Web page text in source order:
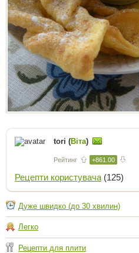
tori (Віта)
Рейтинг +861.00
Рецепти користувача (125)
Дуже швидко (до 30 хвилин)
Легко
Рецепти для плити